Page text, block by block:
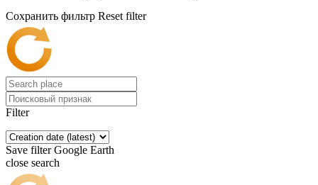
Сохранить фильтр Reset filter
Filter
Save filter Google Earth
close search